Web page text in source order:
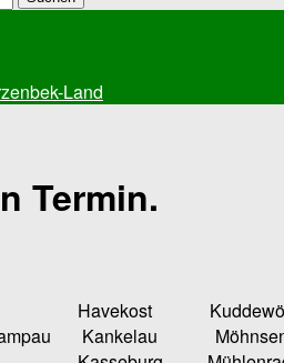
Land
Termin.
Kankelau